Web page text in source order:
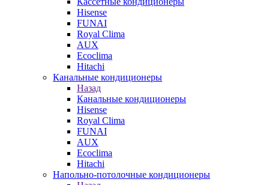
Hisense
FUNAI
Royal Clima
AUX
Ecoclima
Hitachi
Канальные кондиционеры
Назад
Канальные кондиционеры
Hisense
Royal Clima
FUNAI
AUX
Ecoclima
Hitachi
Напольно-потолочные кондиционеры